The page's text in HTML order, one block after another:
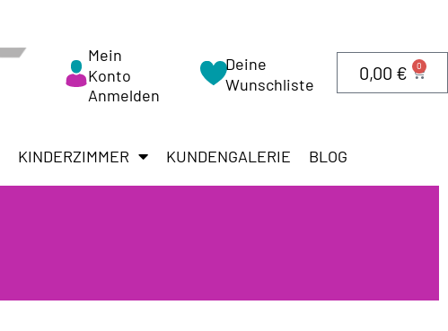
Mein
Konto
Anmelden
Deine
Wunschliste
0,00 € 0
KINDERZIMMER KUNDENGALERIE BLOG